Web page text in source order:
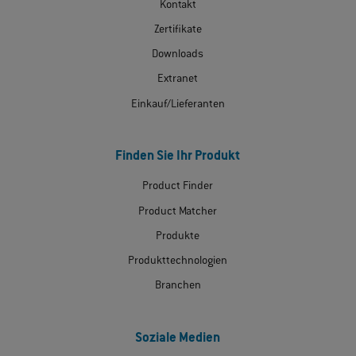
Kontakt
Zertifikate
Downloads
Extranet
Einkauf/Lieferanten
Finden Sie Ihr Produkt
Product Finder
Product Matcher
Produkte
Produkttechnologien
Branchen
Soziale Medien